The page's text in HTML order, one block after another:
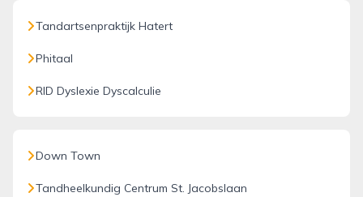
Tandartsenpraktijk Hatert
Phitaal
RID Dyslexie Dyscalculie
Down Town
Tandheelkundig Centrum St. Jacobslaan